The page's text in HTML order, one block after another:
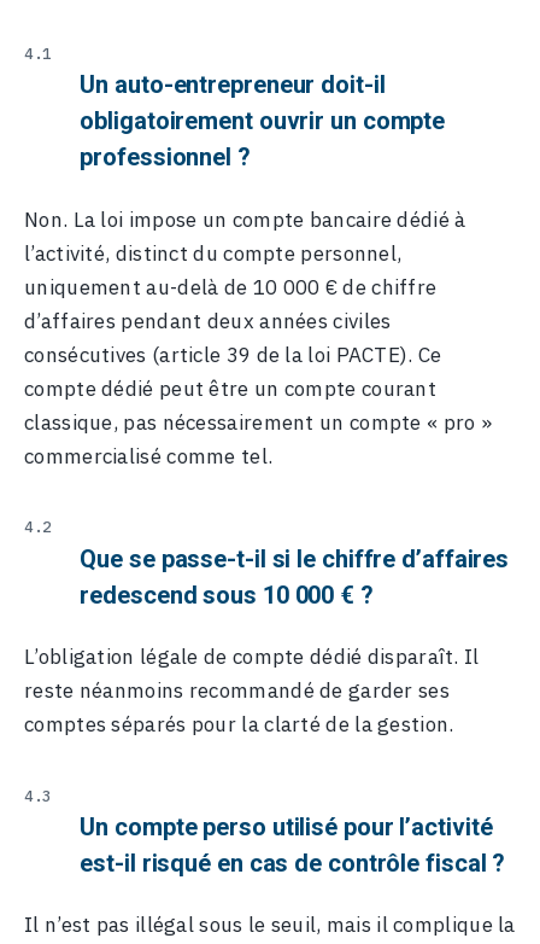
Un auto-entrepreneur doit-il
obligatoirement ouvrir un compte
professionnel ?
Non. La loi impose un compte bancaire dédié à
l’activité, distinct du compte personnel,
uniquement au-delà de 10 000 € de chiffre
d’affaires pendant deux années civiles
consécutives (article 39 de la loi PACTE). Ce
compte dédié peut être un compte courant
classique, pas nécessairement un compte « pro »
commercialisé comme tel.
Que se passe-t-il si le chiffre d’affaires
redescend sous 10 000 € ?
L’obligation légale de compte dédié disparaît. Il
reste néanmoins recommandé de garder ses
comptes séparés pour la clarté de la gestion.
Un compte perso utilisé pour l’activité
est-il risqué en cas de contrôle fiscal ?
Il n’est pas illégal sous le seuil, mais il complique la